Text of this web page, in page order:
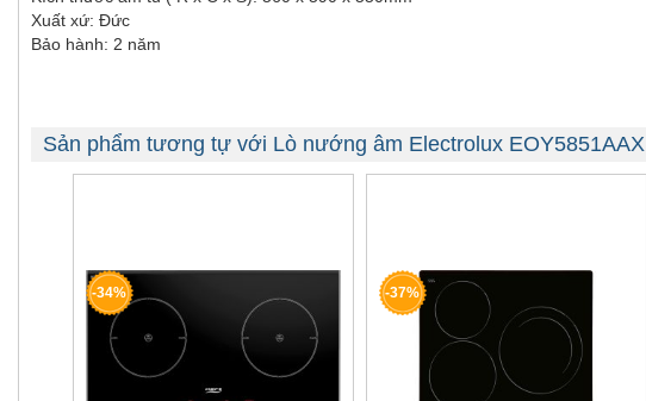
Xuất xứ: Đức
Bảo hành: 2 năm
Sản phẩm tương tự với Lò nướng âm Electrolux EOY5851AAX
-34% -37%